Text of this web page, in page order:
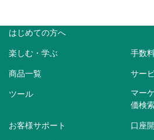
はじめての方へ
楽しむ・学ぶ 手数
商品一覧 サー
ツール
マー
価検
お客様サポート 口座